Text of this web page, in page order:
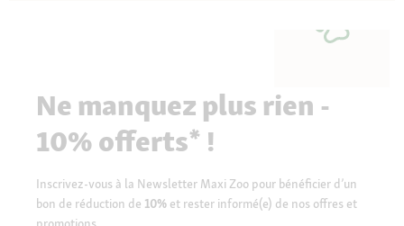
Ne manquez plus rien -
10% offerts* !
Inscrivez-vous à la Newsletter Maxi Zoo pour bénéficier d’un
bon de réduction de 10% et rester informé(e) de nos offres et